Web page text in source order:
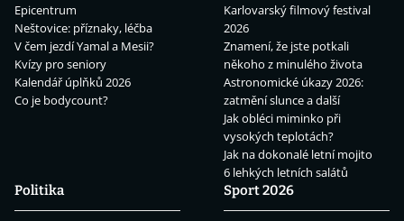
Epicentrum
Neštovice: příznaky, léčba
V čem jezdí Yamal a Mesii?
Kvízy pro seniory
Kalendář úplňků 2026
Co je bodycount?
Karlovarský filmový festival
2026
Znamení, že jste potkali
někoho z minulého života
Astronomické úkazy 2026:
zatmění slunce a další
Jak obléci miminko při
vysokých teplotách?
Jak na dokonalé letní mojito
6 lehkých letních salátů
Politika
Sport 2026